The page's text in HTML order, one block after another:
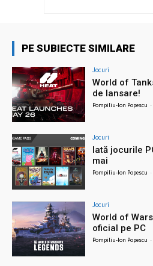
PE SUBIECTE SIMILARE
Jocuri
World of
de lansare!
Pompiliu-Ion Popescu -
Jocuri
Iată jocurile
mai
Pompiliu-Ion Popescu -
Jocuri
World of
oficial pe PC
Pompiliu-Ion Popescu -